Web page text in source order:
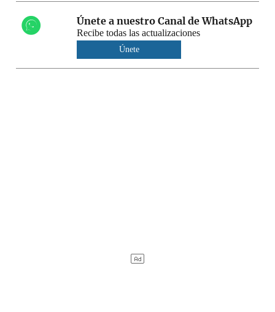
Únete a nuestro Canal de WhatsApp
Recibe todas las actualizaciones
Únete